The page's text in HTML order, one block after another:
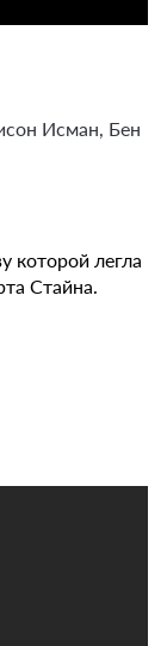
Исман, Бен
которой легла
Стайна.